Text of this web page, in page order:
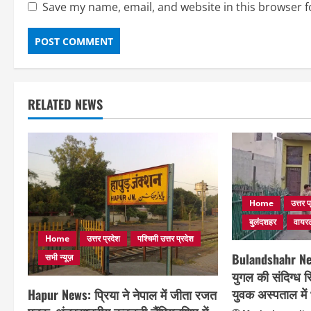
Save my name, email, and website in this browser
RELATED NEWS
Home उत्तर प्रदेश
पश्चिमी उत्तर प्रदेश
सभी न्यूज़
Hapur News: प्रिया ने नेपाल में जीता रजत
Home उत्तर
बुलंदशहर
Bulandshahr
युगल की संदिग्ध
युवक अस्पताल में